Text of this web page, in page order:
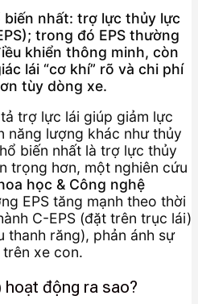
biến nhất: trợ lực thủy lực
trong đó EPS thường
khiển thông minh, còn
lái “cơ khí” rõ và chi phí
tùy dòng xe.
trợ lực lái giúp giảm lực
năng lượng khác như thủy
biến nhất là trợ lực thủy
trọng hơn, một nghiên cứu
học & Công nghệ
EPS tăng mạnh theo thời
C-EPS (đặt trên trục lái)
thanh răng), phản ánh sự
xe con.
hoạt động ra sao?